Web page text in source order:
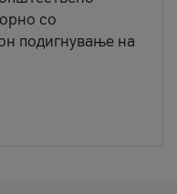
со
подигнување на